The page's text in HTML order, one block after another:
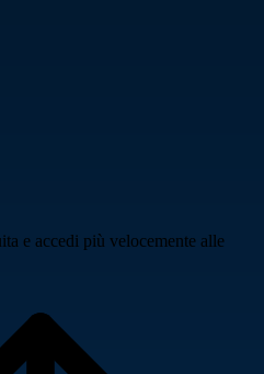
e accedi più velocemente alle